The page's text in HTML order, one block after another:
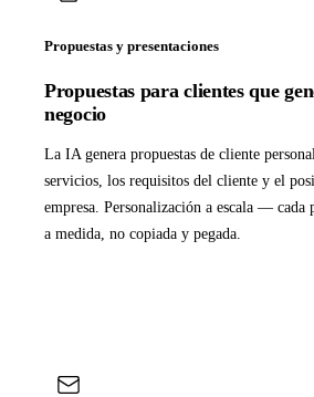
Propuestas y presentaciones
Propuestas para clientes que
negocio
La IA genera propuestas de cliente
servicios, los requisitos del cliente y el
empresa. Personalización a escala — cada
a medida, no copiada y pegada.